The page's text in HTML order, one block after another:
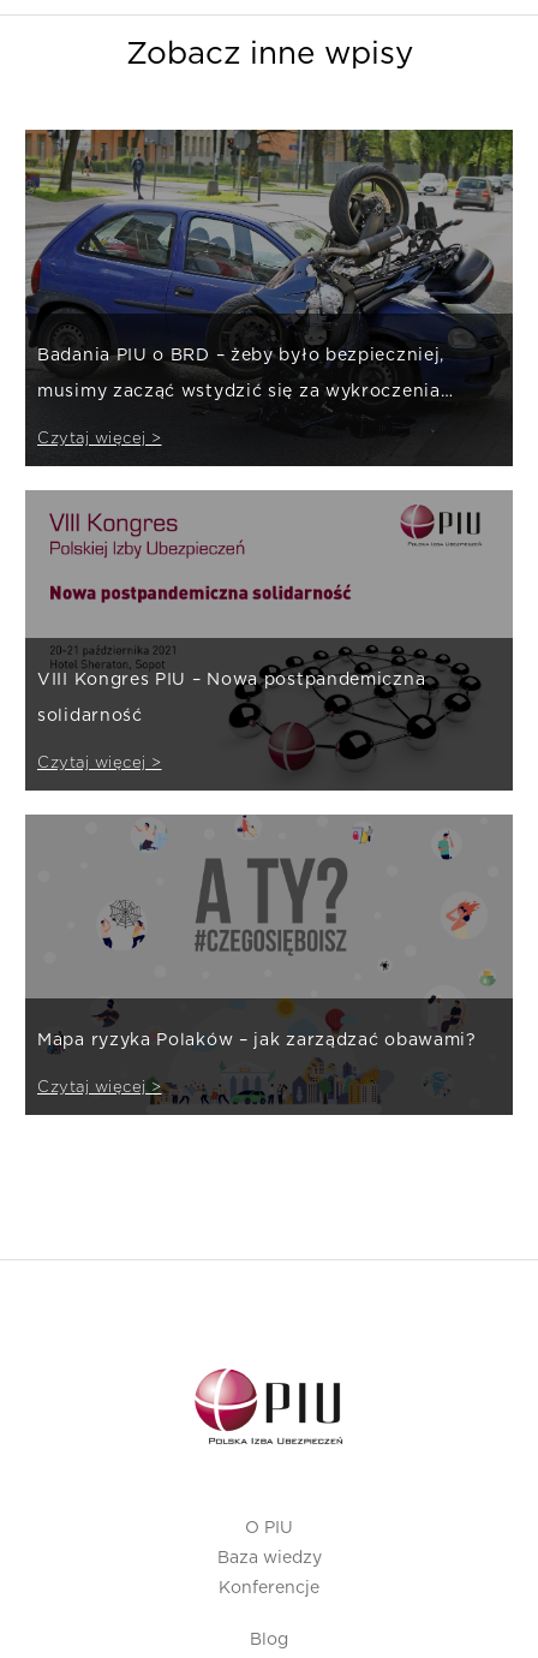
Zobacz inne wpisy
Badania PIU o BRD – żeby było bezpieczniej,
musimy zacząć wstydzić się za wykroczenia
drogowe
Czytaj więcej >
VIII Kongres PIU – Nowa postpandemiczna
solidarność
Czytaj więcej >
Mapa ryzyka Polaków – jak zarządzać obawami?
Czytaj więcej >
O PIU
Baza wiedzy
Konferencje
Blog